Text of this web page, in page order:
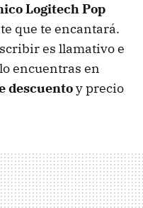
Logitech Pop
que te encantará.
es llamativo e
encuentras en
descuentoy precio